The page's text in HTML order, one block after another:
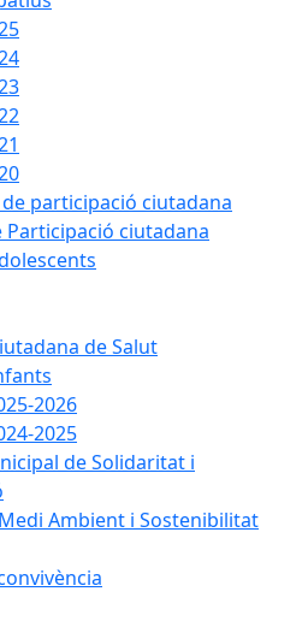
participació ciutadana
Participació ciutadana
de Salut
2026
2025
de Solidaritat i
Ambient i Sostenibilitat